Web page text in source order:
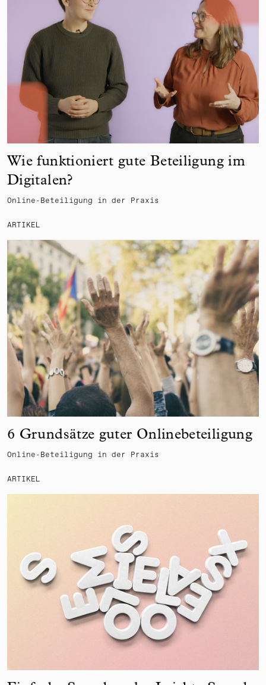
Wie funktioniert gute Beteiligung im
Digitalen?
Online-Beteiligung in der Praxis
ARTIKEL
6 Grundsätze guter Onlinebeteiligung
Online-Beteiligung in der Praxis
ARTIKEL